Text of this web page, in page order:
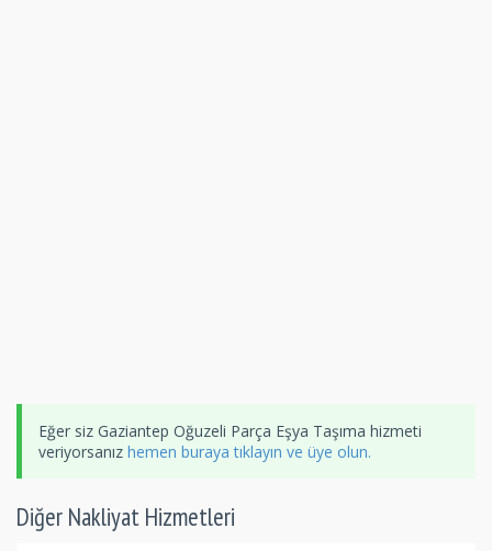
Eğer siz Gaziantep Oğuzeli Parça Eşya Taşıma hizmeti
veriyorsanız hemen buraya tıklayın ve üye olun.
Diğer Nakliyat Hizmetleri